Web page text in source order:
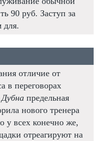
90 руб. Заступ за
для.
отличие от
в переговорах
предельная
нового тренера
у всех конечно же,
отреагируют на